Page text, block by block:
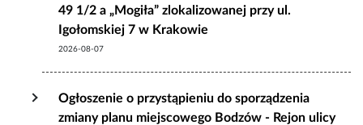
49 1/2 a „Mogiła” zlokalizowanej przy ul.
Igołomskiej 7 w Krakowie
2026-08-07
Ogłoszenie o przystąpieniu do sporządzenia
zmiany planu miejscowego Bodzów - Rejon ulicy